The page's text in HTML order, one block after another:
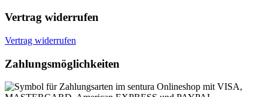
Vertrag widerrufen
Vertrag widerrufen
Zahlungsmöglichkeiten